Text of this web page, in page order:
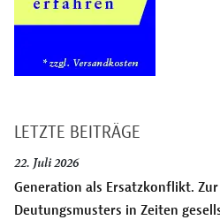
LETZTE BEITRÄGE
22. Juli 2026
Generation als Ersatzkonflikt.
Deutungsmusters in Zeiten